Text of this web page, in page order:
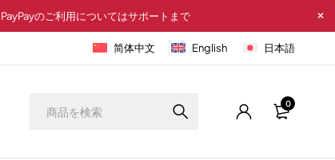
| PayPayのご利用についてはサポートまで
简体中文 English 日本語
0